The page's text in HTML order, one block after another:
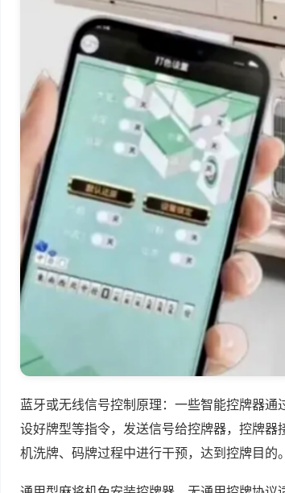
蓝牙或无线信号控制原理：一些智能控牌器
设好牌型等指令，发送信号给控牌器，控牌
机洗牌、码牌过程中进行干预，达到控牌目的。